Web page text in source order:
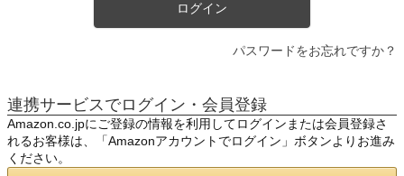
ログイン
パスワードをお忘れですか？
連携サービスでログイン・会員登録
Amazon.co.jpにご登録の情報を利用してログインまたは会員登録さ
れるお客様は、「Amazonアカウントでログイン」ボタンよりお進み
ください。